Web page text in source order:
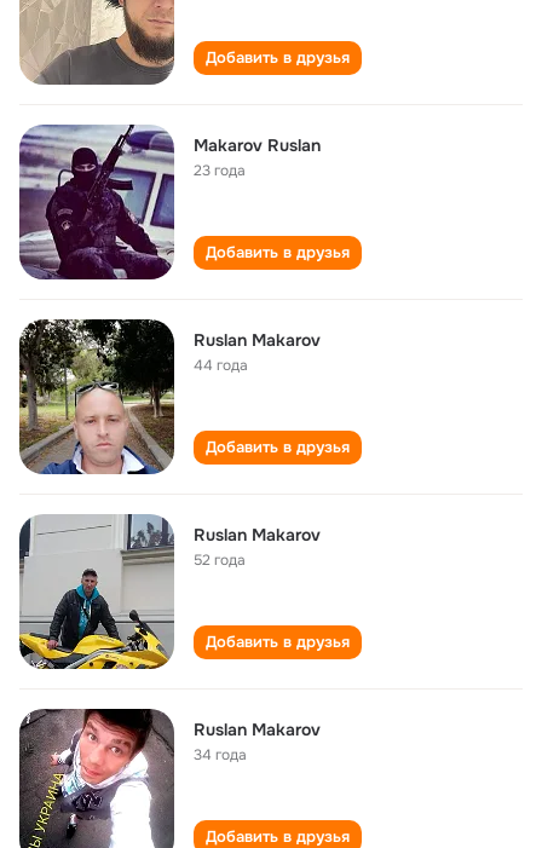
Добавить в друзья
Makarov Ruslan
23 года
Добавить в друзья
Ruslan Makarov
44 года
Добавить в друзья
Ruslan Makarov
52 года
Добавить в друзья
Ruslan Makarov
34 года
Добавить в друзья